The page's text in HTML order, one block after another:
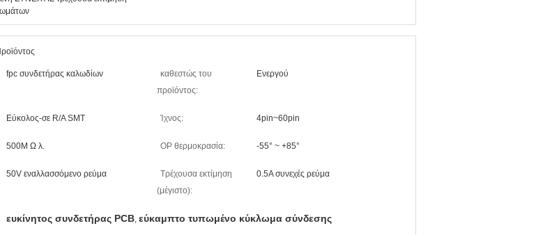
fpc συνδετήρας καλωδίων
καθεστώς του
προϊόντος:
Ενεργού
Εύκολος-σε R/A SMT Ίχνος: 4pin~60pin
500M Ω λ. OP θερμοκρασία: -55° ~ +85°
50V εναλλασσόμενο ρεύμα
Τρέχουσα εκτίμηση
(μέγιστο):
0.5A συνεχές ρεύμα
ευκίνητος συνδετήρας PCB, εύκαμπτο τυπωμένο κύκλωμα σύνδεσης